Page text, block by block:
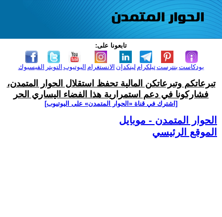
تابعونا على:
الفيسبوك التويتر اليوتيوب الانستغرام لينكدإن تيلكرامبنترست بودكاست
تبرعاتكم وتبرعاتكن المالية تحفظ استقلال الحوار المتمدن،
فشاركونا في دعم استمرارية هذا الفضاء اليساري الحر
[اشترك في قناة ‫«الحوار المتمدن» على اليوتيوب]
الحوار المتمدن - موبايل
الموقع الرئيسي